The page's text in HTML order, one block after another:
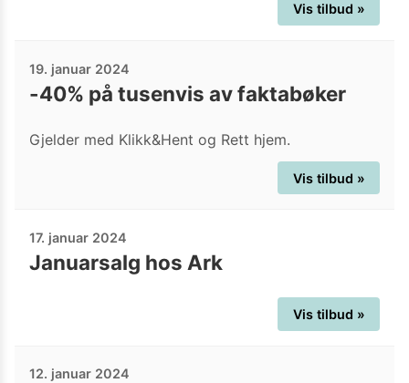
Vis tilbud »
19. januar 2024
-40% på tusenvis av faktabøker
Gjelder med Klikk&Hent og Rett hjem.
Vis tilbud »
17. januar 2024
Januarsalg hos Ark
Vis tilbud »
12. januar 2024